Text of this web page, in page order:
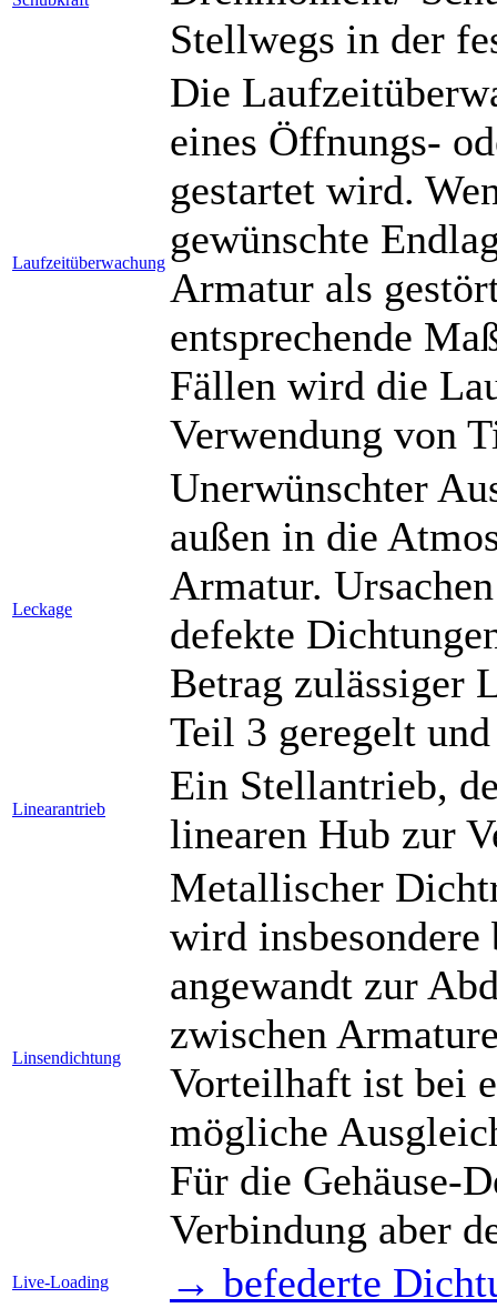
Stellwegs in der
Laufzeitüberwachung
Die
eines Öffnungs-
gestartet wird.
gewünschte
Armatur als
entsprechende
Fällen wird die
Verwendung von
Leckage
Unerwünschter
außen in die
Armatur.
defekte
Betrag zulässiger
Teil 3 geregelt
Linearantrieb
Ein Stellantrieb,
linearen Hub zur
Linsendichtung
Metallischer
wird
angewandt zur
zwischen
Vorteilhaft ist bei
mögliche
Für die Gehäuse-
Verbindung aber
Live-Loading → befederte